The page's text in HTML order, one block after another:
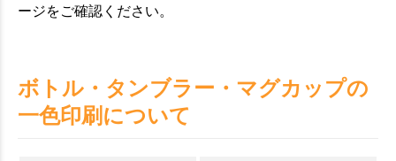
ージをご確認ください。
ボトル・タンブラー・マグカップの
一色印刷について